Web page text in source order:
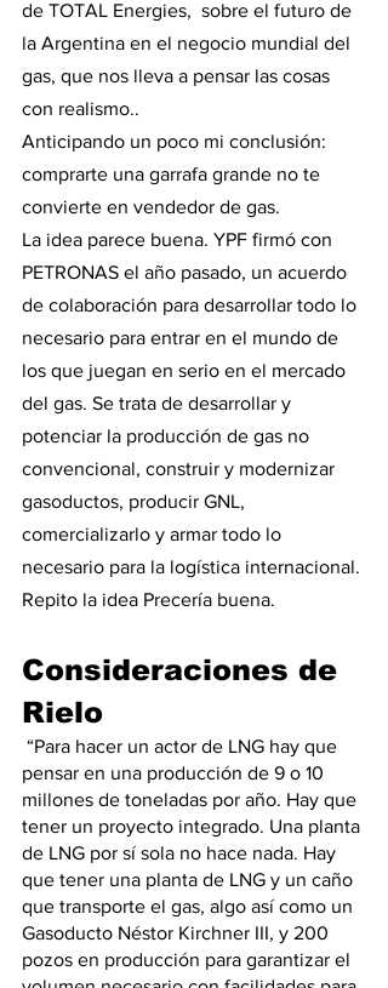
de TOTAL Energies,  sobre el futuro de
la Argentina en el negocio mundial del
gas, que nos lleva a pensar las cosas
con realismo..
Anticipando un poco mi conclusión:
comprarte una garrafa grande no te
convierte en vendedor de gas.
La idea parece buena. YPF firmó con
PETRONAS el año pasado, un acuerdo
de colaboración para desarrollar todo lo
necesario para entrar en el mundo de
los que juegan en serio en el mercado
del gas. Se trata de desarrollar y
potenciar la producción de gas no
convencional, construir y modernizar
gasoductos, producir GNL,
comercializarlo y armar todo lo
necesario para la logística internacional.
Repito la idea Precería buena.
Consideraciones de
Rielo
pensar en una producción de 9 o 10
millones de toneladas por año. Hay que
tener un proyecto integrado. Una planta
de LNG por sí sola no hace nada. Hay
que tener una planta de LNG y un caño
que transporte el gas, algo así como un
Gasoducto Néstor Kirchner III, y 200
pozos en producción para garantizar el